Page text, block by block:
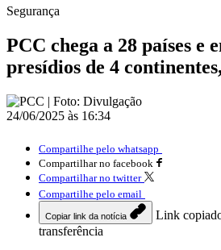
Segurança
PCC chega a 28 países e
presídios de 4
24/06/2025 às 16:34
Compartilhe pelo whatsapp
Compartilhar no facebook
Compartilhar no twitter
Compartilhe pelo email
Copiar link da notícia
Link
transferência